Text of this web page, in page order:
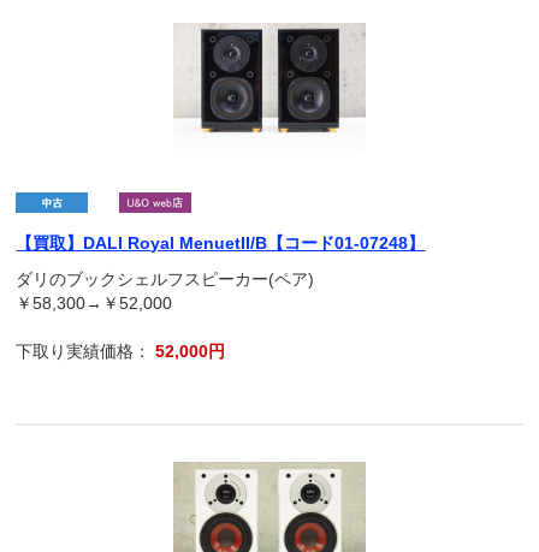
【買取】DALI Royal MenuetII/B【コード01-07248】
ダリのブックシェルフスピーカー(ペア)
￥58,300→￥52,000
下取り実績価格：52,000円